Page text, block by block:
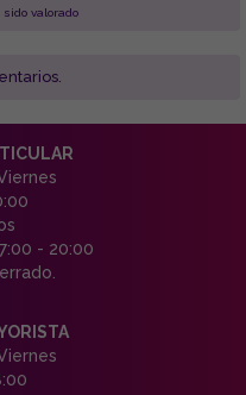
valorado
- 20:00